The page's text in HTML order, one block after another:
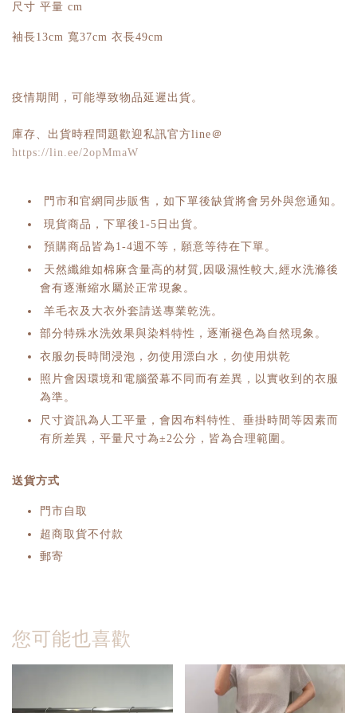
尺寸 平量 cm
袖長13cm 寬37cm 衣長49cm
疫情期間，可能導致物品延遲出貨。
庫存、出貨時程問題歡迎私訊官方line＠
https://lin.ee/2opMmaW
門市和官網同步販售，如下單後缺貨將會另外與您通知。
現貨商品，下單後1-5日出貨。
預購商品皆為1-4週不等，願意等待在下單。
天然纖維如棉麻含量高的材質,因吸濕性較大,經水洗滌後
會有逐漸縮水屬於正常現象。
羊毛衣及大衣外套請送專業乾洗。
部分特殊水洗效果與染料特性，逐漸褪色為自然現象。
衣服勿長時間浸泡，勿使用漂白水，勿使用烘乾
照片會因環境和電腦螢幕不同而有差異，以實收到的衣服
為準。
尺寸資訊為人工平量，會因布料特性、垂掛時間等因素而
有所差異，平量尺寸為±2公分，皆為合理範圍。
送貨方式
門市自取
超商取貨不付款
郵寄
您可能也喜歡